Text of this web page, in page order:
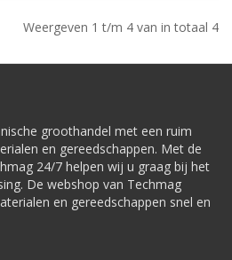
Weergeven 1 t/m 4 van in totaal 4
groothandel met een ruim
en gereedschappen. Met de
24/7 helpen wij u graag bij het
De webshop van Techmag
en gereedschappen snel en